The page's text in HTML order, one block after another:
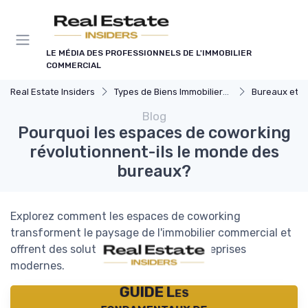
LE MÉDIA DES PROFESSIONNELS DE L'IMMOBILIER
COMMERCIAL
Real Estate Insiders Types de Biens Immobiliers Commerciaux Bureaux et
Blog
Pourquoi les espaces de coworking
révolutionnent-ils le monde des
bureaux?
Explorez comment les espaces de coworking
transforment le paysage de l'immobilier commercial et
offrent des solutions flexibles aux entreprises
modernes.
GUIDE Les